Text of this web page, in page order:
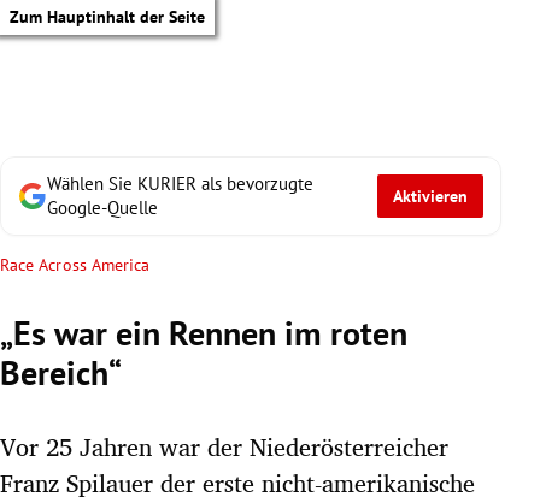
Zum Hauptinhalt der Seite
Wählen Sie KURIER als bevorzugte
Google-Quelle
Aktivieren
Race Across America
„Es war ein Rennen im roten
Bereich“
Vor 25 Jahren war der Niederösterreicher
Franz Spilauer der erste nicht-amerikanische